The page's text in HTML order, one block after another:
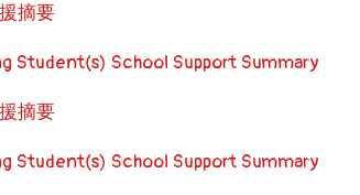
摘要
Student(s) School Support Summary
摘要
Student(s) School Support Summary